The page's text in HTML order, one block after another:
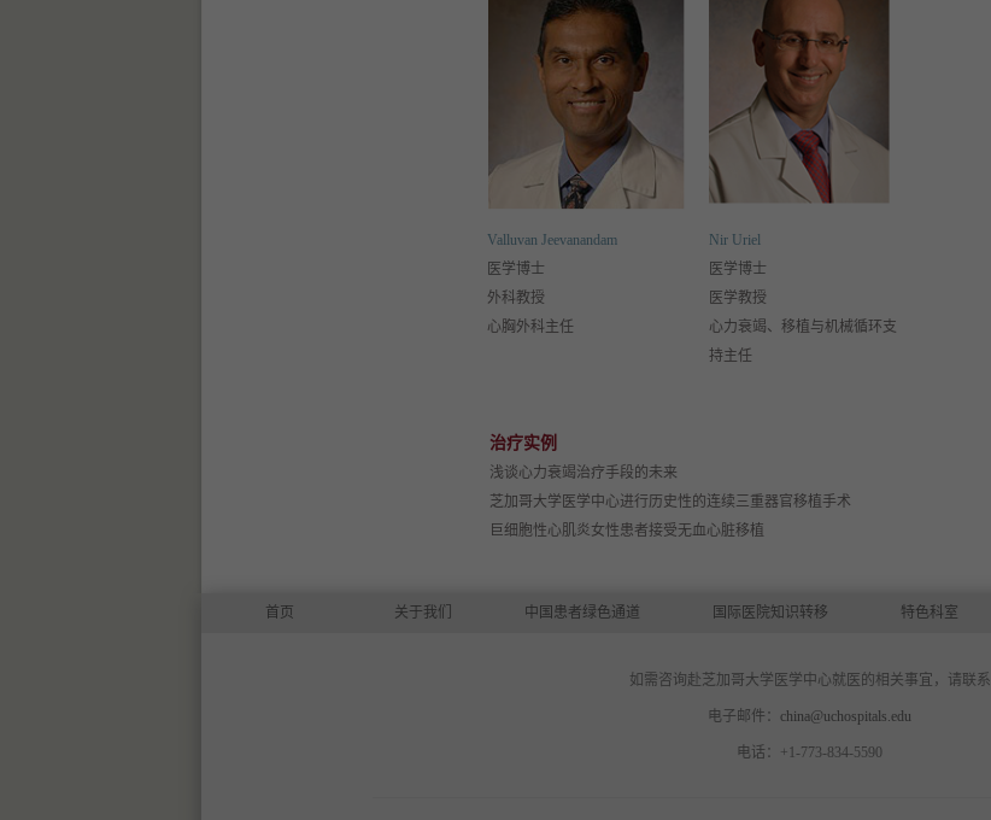
Valluvan Jeevanandam
医学博士
外科教授
心胸外科主任
Nir Uriel
医学博士
医学教授
心力衰竭、移植与机械循环支
持主任
治疗实例
浅谈心力衰竭治疗手段的未来
芝加哥大学医学中心进行历史性的连续三重器官移植手术
巨细胞性心肌炎女性患者接受无血心脏移植
首页 关于我们 中国患者绿色通道 国际医院知识转移 特色科室
如需咨询赴芝加哥大学医学中心就医的相关事宜，请联系
电子邮件：china@uchospitals.edu
电话：+1-773-834-5590